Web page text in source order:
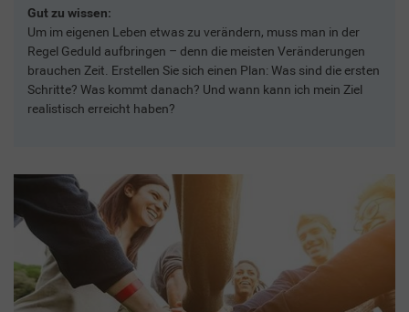
Gut zu wissen:
Um im eigenen Leben etwas zu verändern, muss man in der
Regel Geduld aufbringen – denn die meisten Veränderungen
brauchen Zeit. Erstellen Sie sich einen Plan: Was sind die ersten
Schritte? Was kommt danach? Und wann kann ich mein Ziel
realistisch erreicht haben?